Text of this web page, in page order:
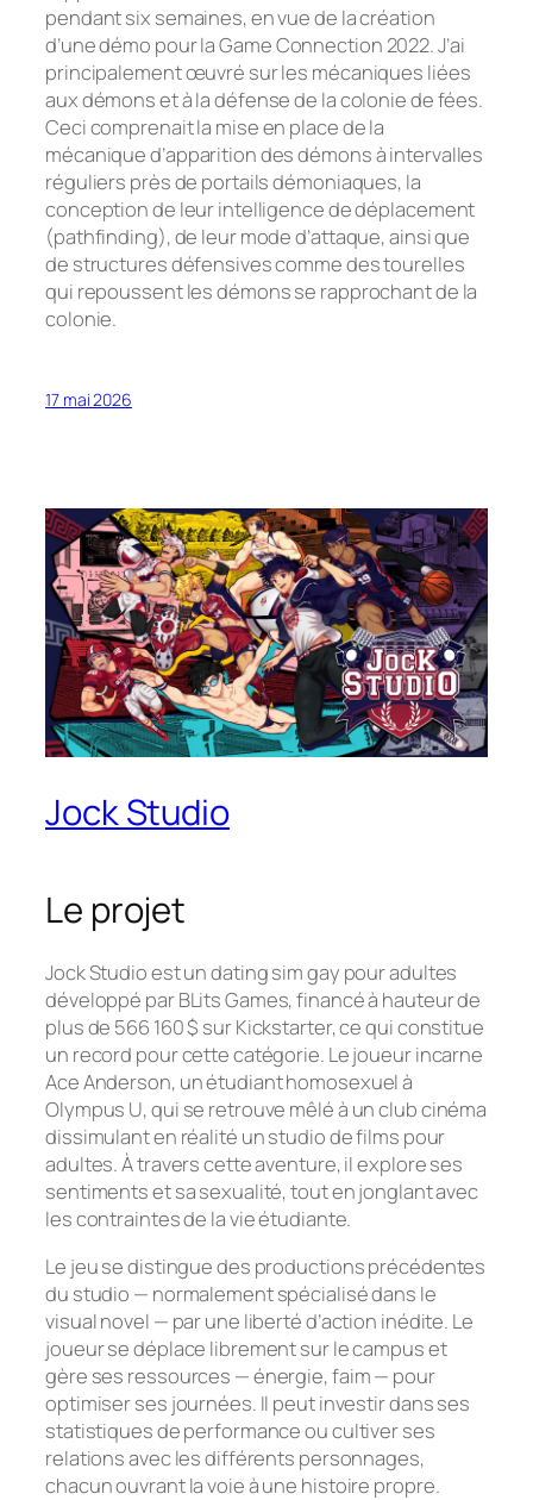
pendant six semaines, en vue de la création
d’une démo pour laGame Connection 2022. J’ai
principalement œuvré sur les mécaniques liées
aux démons et à la défense de la colonie de fées.
Ceci comprenait la mise en place de la
mécanique d’apparition des démons à intervalles
réguliers près de portails démoniaques, la
conception de leur intelligence de déplacement
(pathfinding), de leur mode d’attaque, ainsi que
de structures défensives comme des tourelles
qui repoussent les démons se rapprochant de la
colonie.
17 mai 2026
Jock Studio
Le projet
Jock Studio est un dating sim gay pour adultes
développé par BLits Games, financé à hauteur de
plus de 566 160 $ sur Kickstarter, ce qui constitue
un record pour cette catégorie. Le joueur incarne
Ace Anderson, un étudiant homosexuel à
Olympus U, qui se retrouve mêlé à un club cinéma
dissimulant en réalité un studio de films pour
adultes. À travers cette aventure, il explore ses
sentiments et sa sexualité, tout en jonglant avec
les contraintes de la vie étudiante.
Le jeu se distingue des productions précédentes
du studio — normalement spécialisé dans le
visual novel — par une liberté d’action inédite. Le
joueur se déplace librement sur le campus et
gère ses ressources — énergie, faim — pour
optimiser ses journées. Il peut investir dans ses
statistiques de performance ou cultiver ses
relations avec les différents personnages,
chacun ouvrant la voie à une histoire propre.